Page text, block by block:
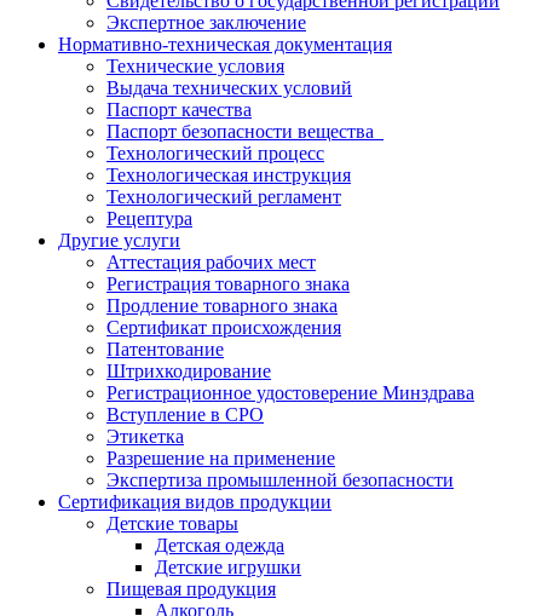
Экспертное заключение
Нормативно-техническая документация
Технические условия
Выдача технических условий
Паспорт качества
Паспорт безопасности вещества
Технологический процесс
Технологическая инструкция
Технологический регламент
Рецептура
Другие услуги
Аттестация рабочих мест
Регистрация товарного знака
Продление товарного знака
Сертификат происхождения
Патентование
Штрихкодирование
Регистрационное удостоверение Минздрава
Вступление в СРО
Этикетка
Разрешение на применение
Экспертиза промышленной безопасности
Сертификация видов продукции
Детские товары
Детская одежда
Детские игрушки
Пищевая продукция
Алкоголь